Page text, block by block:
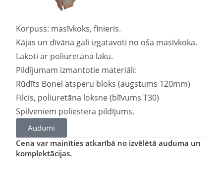
Korpuss: masīvkoks, finieris.
Kājas un dīvāna gali izgatavoti no oša masīvkoka.
Lakoti ar poliuretāna laku.
Pildījumam izmantotie materiāli:
Rūdīts Bonel atsperu bloks (augstums 120mm)
Filcis, poliuretāna loksne (blīvums T30)
Spilveniem poliestera pildījums.
Audumi
Cena var mainīties atkarībā no izvēlētā auduma un
komplektācijas.